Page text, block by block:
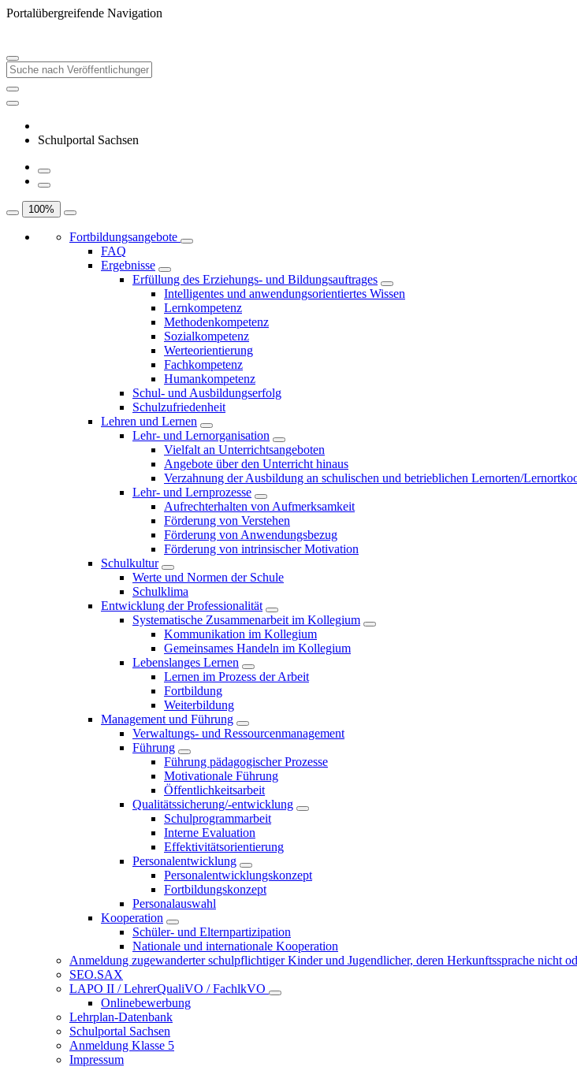
Portalübergreifende Navigation
Schulportal Sachsen
100%
Fortbildungsangebote
FAQ
Ergebnisse
Erfüllung des Erziehungs- und Bildungsauftrages
Intelligentes und anwendungsorientiertes Wissen
Lernkompetenz
Methodenkompetenz
Sozialkompetenz
Werteorientierung
Fachkompetenz
Humankompetenz
Schul- und Ausbildungserfolg
Schulzufriedenheit
Lehren und Lernen
Lehr- und Lernorganisation
Vielfalt an Unterrichtsangeboten
Angebote über den Unterricht hinaus
Verzahnung der Ausbildung an schulischen und betrieblichen Lernorten/
Lehr- und Lernprozesse
Aufrechterhalten von Aufmerksamkeit
Förderung von Verstehen
Förderung von Anwendungsbezug
Förderung von intrinsischer Motivation
Schulkultur
Werte und Normen der Schule
Schulklima
Entwicklung der Professionalität
Systematische Zusammenarbeit im Kollegium
Kommunikation im Kollegium
Gemeinsames Handeln im Kollegium
Lebenslanges Lernen
Lernen im Prozess der Arbeit
Fortbildung
Weiterbildung
Management und Führung
Verwaltungs- und Ressourcenmanagement
Führung
Führung pädagogischer Prozesse
Motivationale Führung
Öffentlichkeitsarbeit
Qualitätssicherung/-entwicklung
Schulprogrammarbeit
Interne Evaluation
Effektivitätsorientierung
Personalentwicklung
Personalentwicklungskonzept
Fortbildungskonzept
Personalauswahl
Kooperation
Schüler- und Elternpartizipation
Nationale und internationale Kooperation
Anmeldung zugewanderter schulpflichtiger Kinder und Jugendlicher, deren Herkunftssprache nicht
SEO.SAX
LAPO II / LehrerQualiVO / FachlkVO
Onlinebewerbung
Lehrplan-Datenbank
Schulportal Sachsen
Anmeldung Klasse 5
Impressum